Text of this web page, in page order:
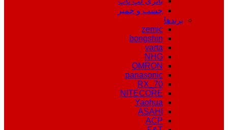
چسب و خمیر
برندها
zemic
bongshin
varta
NHG
OMRON
panasonic
RX_70
NITECORE
Yaohua
ASAHI
ACP